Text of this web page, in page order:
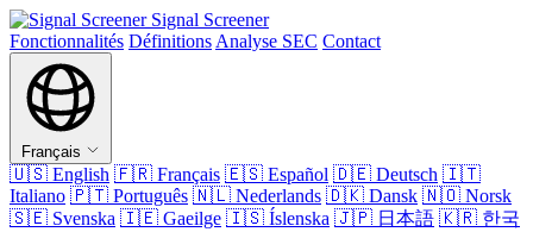
Signal Screener
Fonctionnalités Définitions Analyse SEC Contact
Français
🇺🇸 English 🇫🇷 Français 🇪🇸 Español 🇩🇪 Deutsch 🇮🇹
Italiano 🇵🇹 Português 🇳🇱 Nederlands 🇩🇰 Dansk 🇳🇴 Norsk
🇸🇪 Svenska 🇮🇪 Gaeilge 🇮🇸 Íslenska 🇯🇵 日本語 🇰🇷 한국